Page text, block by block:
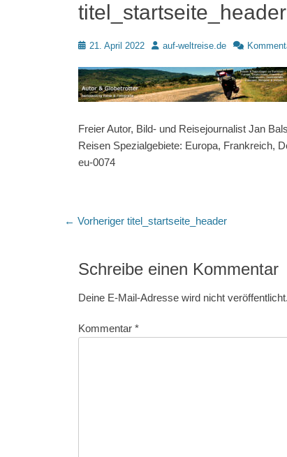
titel_startseite_header
Posted
21. April 2022 Autorauf-weltreise.de
Freier Autor, Bild- und Reisejournalist Jan
Reisen Spezialgebiete: Europa, Frankreich,
eu-0074
Beitragsnavigation
← Vorheriger Vorheriger
titel_startseite_header
Schreibe einen Kommentar
Deine E-Mail-Adresse wird nicht veröffentlicht.
Kommentar *